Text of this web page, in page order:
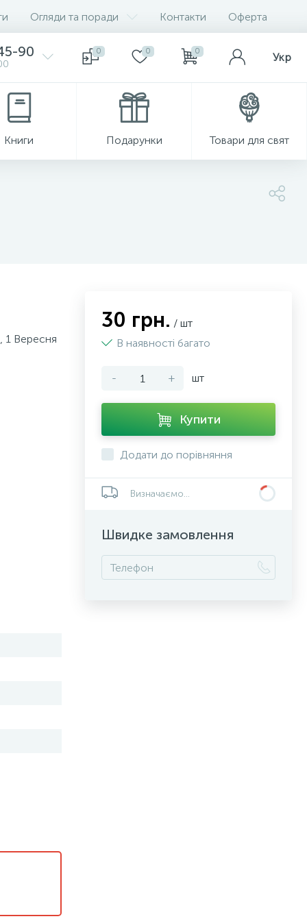
Огляди та поради Контакти Оферта
90 0 0 0 Укр
Книги Подарунки Товари для свят
1 Вересня
30 грн. / шт
В наявності багато
- + шт
Купити
Додати до порівняння
Визначаємо...
Швидке замовлення